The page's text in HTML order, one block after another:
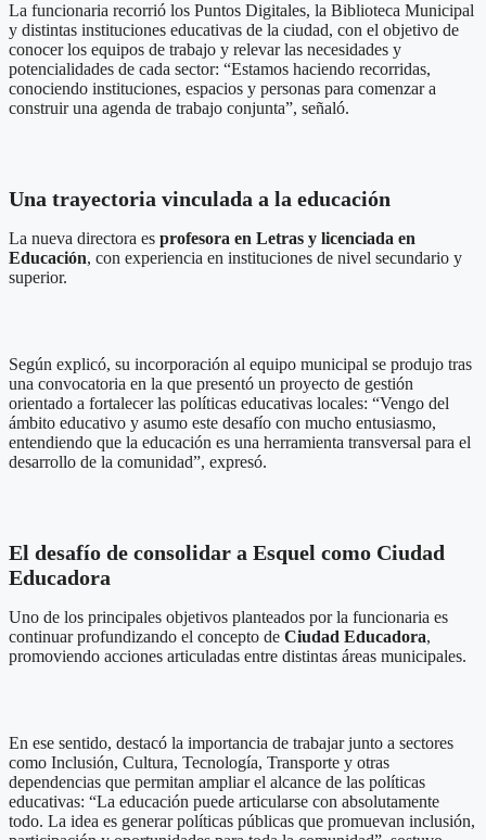
La funcionaria recorrió los Puntos Digitales, la Biblioteca Municipal
y distintas instituciones educativas de la ciudad, con el objetivo de
conocer los equipos de trabajo y relevar las necesidades y
potencialidades de cada sector: “Estamos haciendo recorridas,
conociendo instituciones, espacios y personas para comenzar a
construir una agenda de trabajo conjunta”, señaló.
Una trayectoria vinculada a la educación
La nueva directora es profesora en Letras y licenciada en
Educación, con experiencia en instituciones de nivel secundario y
superior.
Según explicó, su incorporación al equipo municipal se produjo tras
una convocatoria en la que presentó un proyecto de gestión
orientado a fortalecer las políticas educativas locales: “Vengo del
ámbito educativo y asumo este desafío con mucho entusiasmo,
entendiendo que la educación es una herramienta transversal para el
desarrollo de la comunidad”, expresó.
El desafío de consolidar a Esquel como Ciudad
Educadora
Uno de los principales objetivos planteados por la funcionaria es
continuar profundizando el concepto de Ciudad Educadora,
promoviendo acciones articuladas entre distintas áreas municipales.
En ese sentido, destacó la importancia de trabajar junto a sectores
como Inclusión, Cultura, Tecnología, Transporte y otras
dependencias que permitan ampliar el alcance de las políticas
educativas: “La educación puede articularse con absolutamente
todo. La idea es generar políticas públicas que promuevan inclusión,